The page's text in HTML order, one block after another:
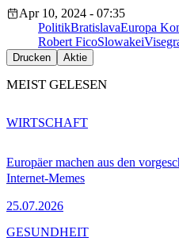
Apr 10, 2024 - 07:35
PolitikBratislavaEuropa
Robert FicoSlowakei
Drucken Aktie
MEIST GELESEN
Europäer machen aus den
Internet-Memes
25.07.2026
WIRTSCHAFT
GESUNDHEIT